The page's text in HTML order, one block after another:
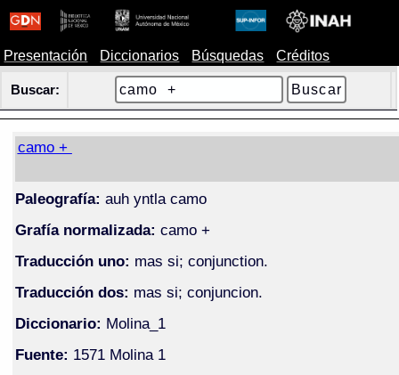
Presentación Diccionarios Búsquedas Créditos
Buscar:
camo +
Paleografía: auh yntla camo
Grafía normalizada: camo +
Traducción uno: mas si; conjunction.
Traducción dos: mas si; conjuncion.
Diccionario: Molina_1
Fuente: 1571 Molina 1